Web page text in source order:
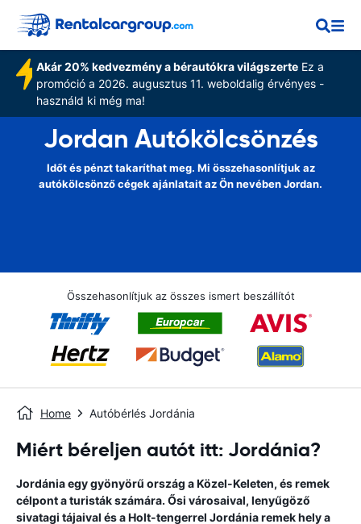
Akár 20% kedvezmény a bérautókra világszerteEz a
promóció a 2026. augusztus 11. weboldalig érvényes -
használd ki még ma!
Jordan Autókölcsönzés
Időt és pénzt takaríthat meg. Mi összehasonlítjuk az
autókölcsönző cégek ajánlatait az Ön nevében Jordan.
Összehasonlítjuk az összes ismert beszállítót
Home Autóbérlés Jordánia
Miért béreljen autót itt: Jordánia?
Jordánia egy gyönyörű ország a Közel-Keleten, és remek
célpont a turisták számára. Ősi városaival, lenyűgöző
sivatagi tájaival és a Holt-tengerrel Jordánia remek hely a